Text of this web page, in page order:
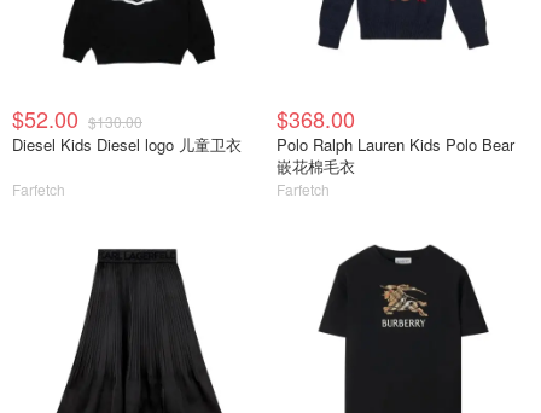
$52.00 $130.00
Diesel Kids Diesel logo 儿童卫衣
Farfetch
$368.00
Polo Ralph Lauren Kids Polo Bear
嵌花棉毛衣
Farfetch